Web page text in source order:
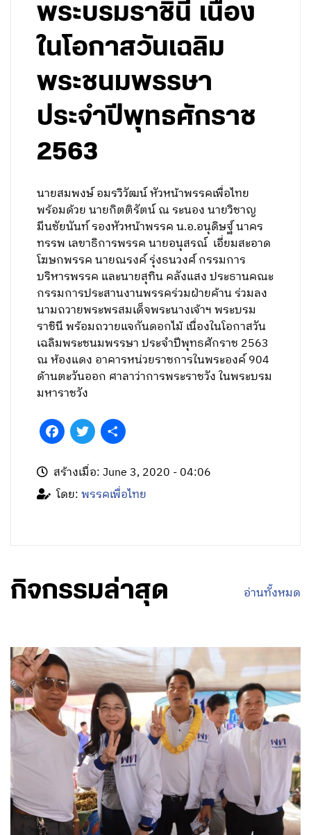
พระบรมราชินี เนื่อง
ในโอกาสวันเฉลิม
พระชนมพรรษา
ประจำปีพุทธศักราช
2563
นายสมพงษ์ อมรวิวัฒน์ หัวหน้าพรรคเพื่อไทย
พร้อมด้วย นายกิตติรัตน์ ณ ระนอง นายวิชาญ
มีนชัยนันท์ รองหัวหน้าพรรค น.อ.อนุดิษฐ์ นาคร
ทรรพ เลขาธิการพรรค นายอนุสรณ์ เอี่ยมสะอาด
โฆษกพรรค นายณรงค์ รุ่งธนวงศ์ กรรมการ
บริหารพรรค และนายสุทิน คลังแสง ประธานคณะ
กรรมการประสานงานพรรคร่วมฝ่ายค้าน ร่วมลง
นามถวายพระพรสมเด็จพระนางเจ้าฯ พระบรม
ราชินี พร้อมถวายแจกันดอกไม้ เนื่องในโอกาสวัน
เฉลิมพระชนมพรรษา ประจำปีพุทธศักราช 2563
ณ ห้องแดง อาคารหน่วยราชการในพระองค์ 904
ด้านตะวันออก ศาลาว่าการพระราชวัง ในพระบรม
มหาราชวัง
FacebookTwitter
สร้างเมื่อ: June 3, 2020 - 04:06
โดย:พรรคเพื่อไทย
กิจกรรมล่าสุด อ่านทั้งหมด